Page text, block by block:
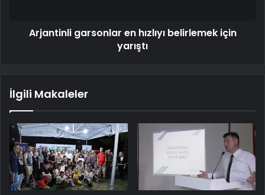
Arjantinli garsonlar en hızlıyı belirlemek için
yarıştı
İlgili Makaleler